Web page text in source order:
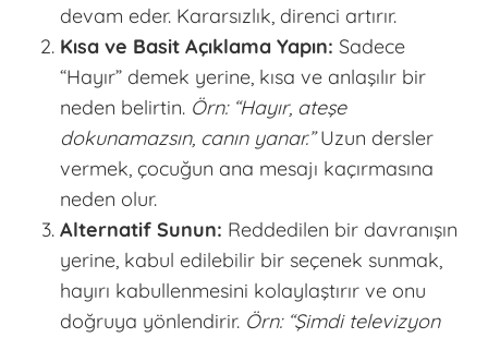
devam eder. Kararsızlık, direnci artırır.
Kısa ve Basit Açıklama Yapın: Sadece
“Hayır” demek yerine, kısa ve anlaşılır bir
neden belirtin. Örn: “Hayır, ateşe
dokunamazsın, canın yanar.”Uzun dersler
vermek, çocuğun ana mesajı kaçırmasına
neden olur.
Alternatif Sunun: Reddedilen bir davranışın
yerine, kabul edilebilir bir seçenek sunmak,
hayırı kabullenmesini kolaylaştırır ve onu
doğruya yönlendirir. Örn: “Şimdi televizyon